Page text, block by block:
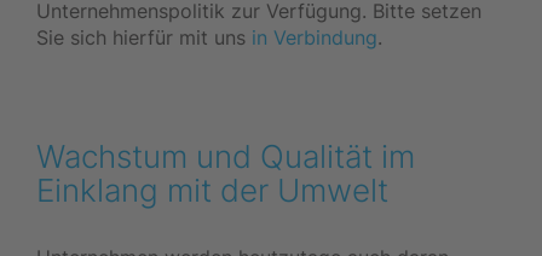
Unternehmenspolitik zur Verfügung. Bitte setzen
Sie sich hierfür mit uns in Verbindung.
Wachstum und Qualität im
Einklang mit der Umwelt